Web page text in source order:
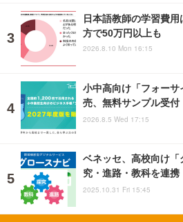
日本語教師の学習費
方で50万円以上も
2026.8.10 Mon 16:15
小中高向け「フォー
売、無料サンプル受付
2026.8.5 Wed 17:15
ベネッセ、高校向け
究・進路・教科を連携
2025.10.31 Fri 15:45